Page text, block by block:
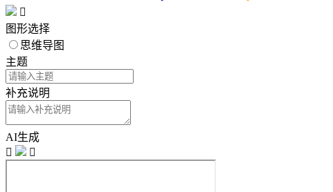

图形选择
思维导图
主题
补充说明
AI生成

